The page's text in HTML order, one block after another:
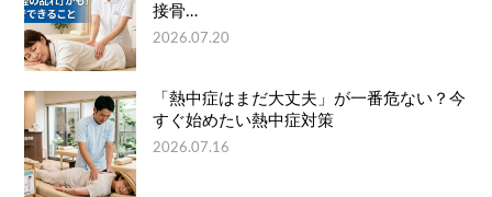
接骨…
2026.07.20
「熱中症はまだ大丈夫」が一番危ない？今
すぐ始めたい熱中症対策
2026.07.16